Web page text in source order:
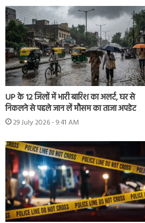
UP के 12 जिलों में भारी बारिश का अलर्ट, घर से
निकलने से पहले जान लें मौसम का ताजा अपडेट
29 July 2026 - 9:41 AM